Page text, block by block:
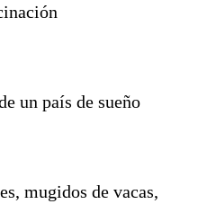
un país de sueño
mugidos de vacas,